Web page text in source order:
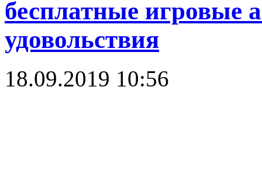
бесплатные игровые
удовольствия
18.09.2019 10:56